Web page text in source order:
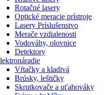
Rotačné lasery
Optické meracie prístroje
Lasery Príslušenstvo
Merače vzdialenosti
Vodováhy, olovnice
Detektory
Vŕtačky a kladivá
Brúsky, leštičky
Skrutkovače a uťahováky